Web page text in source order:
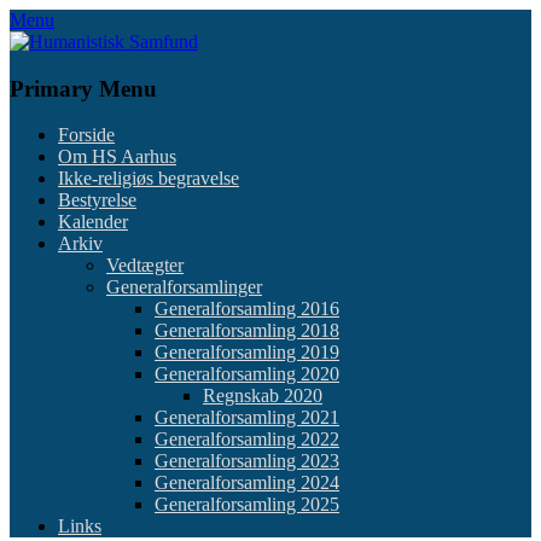
Skip
to
Menu
Primary Menu
Forside
Om HS Aarhus
Ikke-religiøs begravelse
Bestyrelse
Kalender
Arkiv
Vedtægter
Generalforsamlinger
Generalforsamling 2016
Generalforsamling 2018
Generalforsamling 2019
Generalforsamling 2020
Regnskab 2020
Generalforsamling 2021
Generalforsamling 2022
Generalforsamling 2023
Generalforsamling 2024
Generalforsamling 2025
Links